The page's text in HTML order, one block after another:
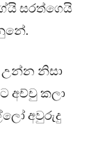
සරත්ගෙයි
උන්න නිසා
අච්චු කලා
අවුරුදු